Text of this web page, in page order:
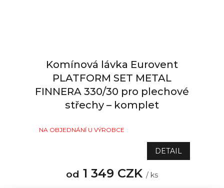
Komínová lávka Eurovent
PLATFORM SET METAL
FINNERA 330/30 pro plechové
střechy – komplet
NA OBJEDNÁNÍ U VÝROBCE
od 1 349 CZK / ks
DETAIL